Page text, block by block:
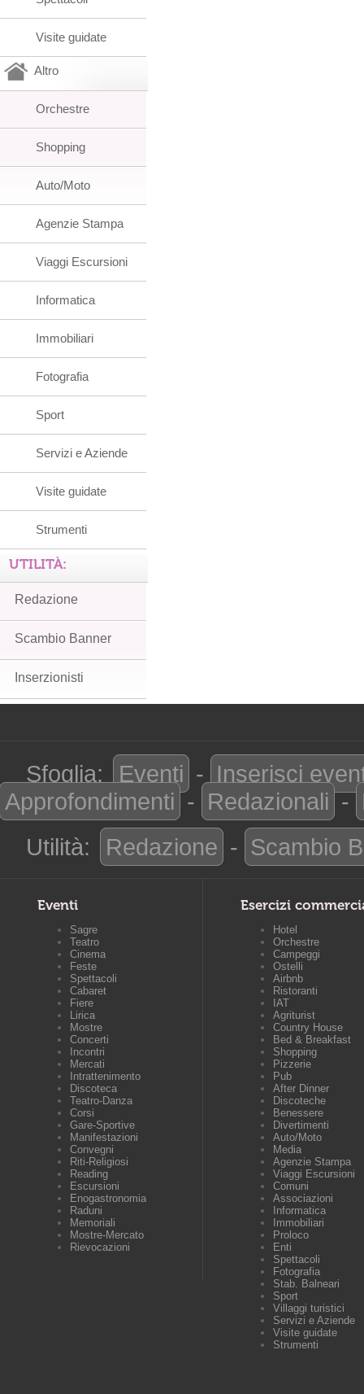
Visite guidate
Altro
Orchestre
Shopping
Auto/Moto
Agenzie Stampa
Viaggi Escursioni
Informatica
Immobiliari
Fotografia
Sport
Servizi e Aziende
Visite guidate
Strumenti
UTILITÀ:
Redazione
Scambio Banner
Inserzionisti
Sfoglia: Eventi - Inserisci
Approfondimenti - Redazionali -
Utilità:
Redazione - Scambio
Eventi
Sagre
Teatro
Cinema
Feste
Spettacoli
Cabaret
Fiere
Lirica
Mostre
Concerti
Incontri
Mercati
Intrattenimento
Discoteca
Teatro-Danza
Corsi
Gare-Sportive
Manifestazioni
Convegni
Riti-Religiosi
Reading
Escursioni
Enogastronomia
Raduni
Memoriali
Mostre-Mercato
Rievocazioni
Esercizi
Hotel
Orchestre
Campeggi
Ostelli
Airbnb
Ristoranti
IAT
Agriturist
Country House
Bed & Breakfast
Shopping
Pizzerie
Pub
After Dinner
Discoteche
Benessere
Divertimenti
Auto/Moto
Media
Agenzie Stampa
Viaggi Escursioni
Comuni
Associazioni
Informatica
Immobiliari
Proloco
Enti
Spettacoli
Fotografia
Stab. Balneari
Sport
Villaggi turistici
Servizi e Aziende
Visite guidate
Strumenti